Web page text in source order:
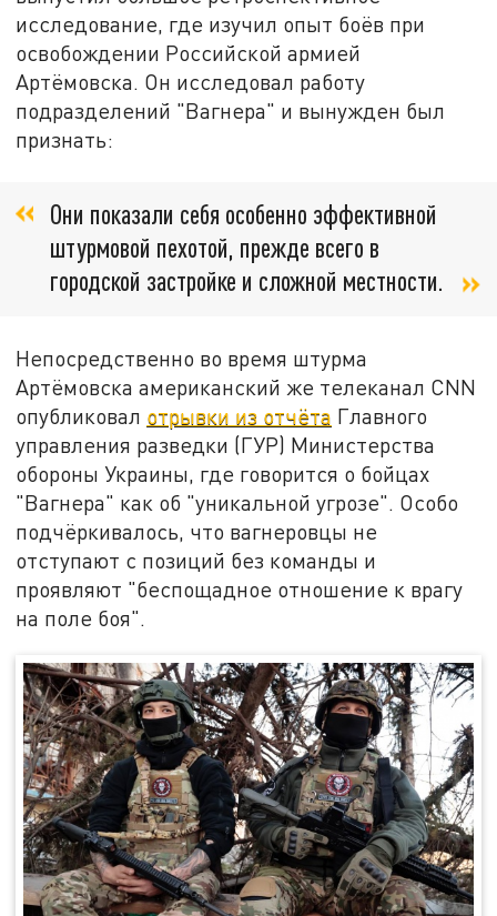
исследование, где изучил опыт боёв при
освобождении Российской армией
Артёмовска. Он исследовал работу
подразделений "Вагнера" и вынужден был
признать:
Они показали себя особенно эффективной
штурмовой пехотой, прежде всего в
городской застройке и сложной местности.
Непосредственно во время штурма
Артёмовска американский же телеканал CNN
опубликовал отрывки из отчёта Главного
управления разведки (ГУР) Министерства
обороны Украины, где говорится о бойцах
"Вагнера" как об "уникальной угрозе". Особо
подчёркивалось, что вагнеровцы не
отступают с позиций без команды и
проявляют "беспощадное отношение к врагу
на поле боя".